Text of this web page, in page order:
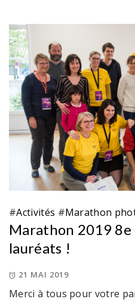
#Activités #Marathon
Marathon 2019
lauréats !
21 MAI 2019
Merci à tous pour votre